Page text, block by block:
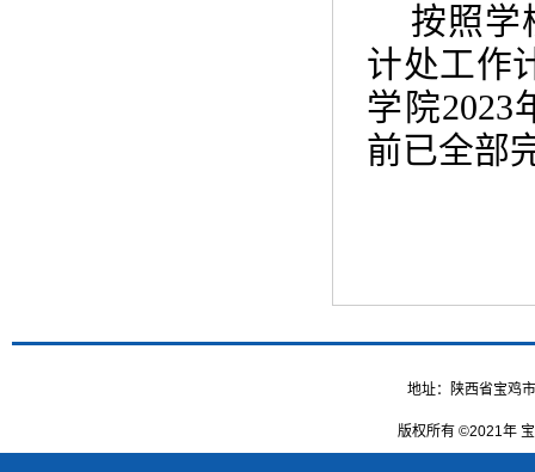
按照学
计处工作
学院2023
前已全部
地址：陕西省宝鸡
版权所有 ©2021年